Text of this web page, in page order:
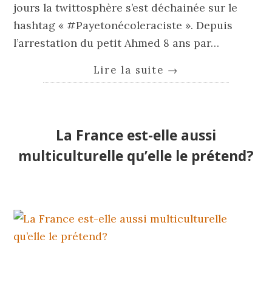
jours la twittosphère s’est déchainée sur le
hashtag « #Payetonécoleraciste ». Depuis
l’arrestation du petit Ahmed 8 ans par…
Lire la suite →
La France est-elle aussi
multiculturelle qu’elle le prétend?